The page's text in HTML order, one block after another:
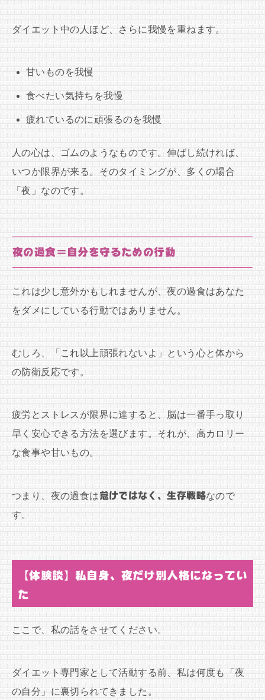
ダイエット中の人ほど、さらに我慢を重ねます。
甘いものを我慢
食べたい気持ちを我慢
疲れているのに頑張るのを我慢
人の心は、ゴムのようなものです。伸ばし続ければ、
いつか限界が来る。そのタイミングが、多くの場合
「夜」なのです。
夜の過食＝自分を守るための行動
これは少し意外かもしれませんが、夜の過食はあなた
をダメにしている行動ではありません。
むしろ、「これ以上頑張れないよ」という心と体から
の防衛反応です。
疲労とストレスが限界に達すると、脳は一番手っ取り
早く安心できる方法を選びます。それが、高カロリー
な食事や甘いもの。
つまり、夜の過食は怠けではなく、生存戦略なので
す。
【体験談】私自身、夜だけ別人格になってい
た
ここで、私の話をさせてください。
ダイエット専門家として活動する前、私は何度も「夜
の自分」に裏切られてきました。